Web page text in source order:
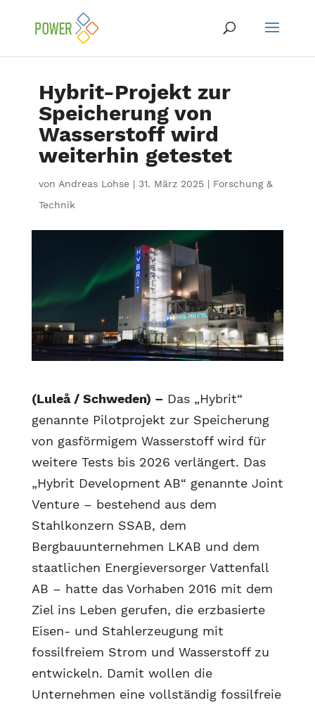
Hybrit-Projekt zur
Speicherung von
Wasserstoff wird
weiterhin getestet
von Andreas Lohse| 31. März 2025| Forschung &
Technik
(Luleå / Schweden) – Das „Hybrit“
genannte Pilotprojekt zur Speicherung
von gasförmigem Wasserstoff wird für
weitere Tests bis 2026 verlängert. Das
„Hybrit Development AB“ genannte Joint
Venture – bestehend aus dem
Stahlkonzern SSAB, dem
Bergbauunternehmen LKAB und dem
staatlichen Energieversorger Vattenfall
AB – hatte das Vorhaben 2016 mit dem
Ziel ins Leben gerufen, die erzbasierte
Eisen- und Stahlerzeugung mit
fossilfreiem Strom und Wasserstoff zu
entwickeln. Damit wollen die
Unternehmen eine vollständig fossilfreie